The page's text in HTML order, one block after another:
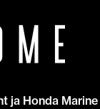
ja Honda Marine